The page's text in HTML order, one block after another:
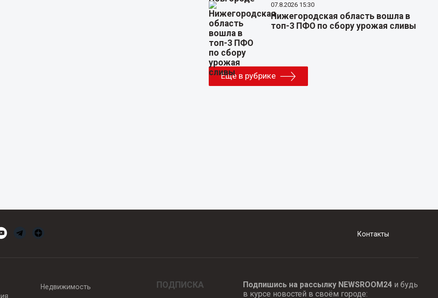
07.8.2026 15:30
Нижегородская область вошла в
топ-3 ПФО по сбору урожая сливы
Еще в рубрике
Контакты
Недвижимость ПОДПИСКА Подпишись на рассылку NEWSROOM24и будь
в курсе новостей в своём городе: